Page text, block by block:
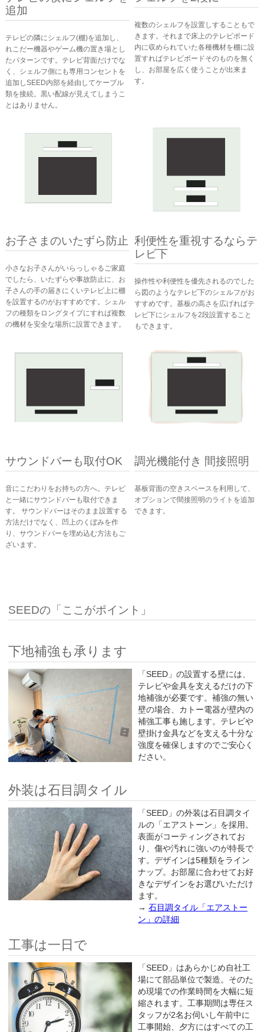
追加
テレビの隣にシェルフ(棚)を追加し、
れこだー機器やゲーム機の置き場とし
たパターンです。テレビ背面だけでな
く、シェルフ側にも専用コンセントを
追加しSEED内部を経由してケーブル
類を接続。黒い配線が見えてしまうこ
とはありません。
複数のシェルフを設置しすることもで
きます。それまで床上のテレビボード
内に収められていた各種機材を棚に設
置すればテレビボードそのものを無く
し、お部屋を広く使うことが出来ま
す。
お子さまのいたずら防止
小さなお子さんがいらっしゃるご家庭
でしたら、いたずらや事故防止に、お
子さんの手の届きにくいテレビ上に棚
を設置するのがおすすめです。シェル
フの種類をロングタイプにすれば複数
の機材を安全な場所に設置できます。
利便性を重視するならテ
レビ下
操作性や利便性を優先されるのでした
ら図のようなテレビ下のシェルフがお
すすめです。基板の高さを広げればテ
レビ下にシェルフを2段設置すること
もできます。
サウンドバーも取付OK
音にこだわりをお持ちの方へ。テレビ
と一緒にサウンドバーも取付できま
す。 サウンドバーはそのまま設置する
方法だけでなく、凹上のくぼみを作
り、サウンドバーを埋め込む方法もご
ざいます。
調光機能付き 間接照明
基板背面の空きスペースを利用して、
オプションで間接照明のライトを追加
できます。
SEEDの「ここがポイント」
下地補強も承ります
「SEED」の設置する壁には、
テレビや金具を支えるだけの下
地補強が必要です。補強の無い
壁の場合、カトー電器が壁内の
補強工事も施します。テレビや
壁掛け金具などを支える十分な
強度を確保しますのでご安心く
ださい。
外装は石目調タイル
「SEED」の外装は石目調タイ
ルの「エアストーン」を採用。
表面がコーティングされてお
り、傷や汚れに強いのが特長で
す。デザインは5種類をライン
ナップ。お部屋に合わせてお好
きなデザインをお選びいただけ
ます。
→ 石目調タイル「エアストー
ン」の詳細
工事は一日で
「SEED」はあらかじめ自社工
場にて部品単位で製造。そのた
め現場での作業時間を大幅に短
縮されます。工事期間は専任ス
タッフが2名お伺いし午前中に
工事開始、夕方にはすべての工